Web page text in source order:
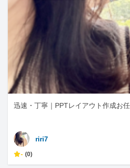
迅速・丁寧｜PPTレイアウト作成お
riri7
- (0)